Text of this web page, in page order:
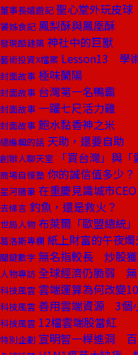
董事長嬉遊記 聖心堂外玩皮球
饕姊食記 鳳梨酥與鳳凰酥
發現酷建築 神社中的巨獸
藝術投資X檔案 Lesson13 學
封面故事 極味蘭陽
封面故事 台灣第一名鴨霸
封面故事 一躍七尺活力雞
封面故事 飽水黏香神之米
總編輯的話 天助，還要自助
創辦人聊天室 「買台灣」與「
商場自慢塾 你的誠信值多少？
星河隨筆 在重慶見識城市CEO
去梯言 釣魚，還是救火？
世局人物 布萊爾「歐盟總統
葛洛斯專欄 紙上財富的午夜
關鍵數字 無名指較長 炒股
人物專訪 全球經濟仍脆弱 無
科技風雲 雲端運算為何改變
科技風雲 善用雲端資源 3個
科技風雲 12檔雲端股當紅
特別企劃 宣明智一桿進洞